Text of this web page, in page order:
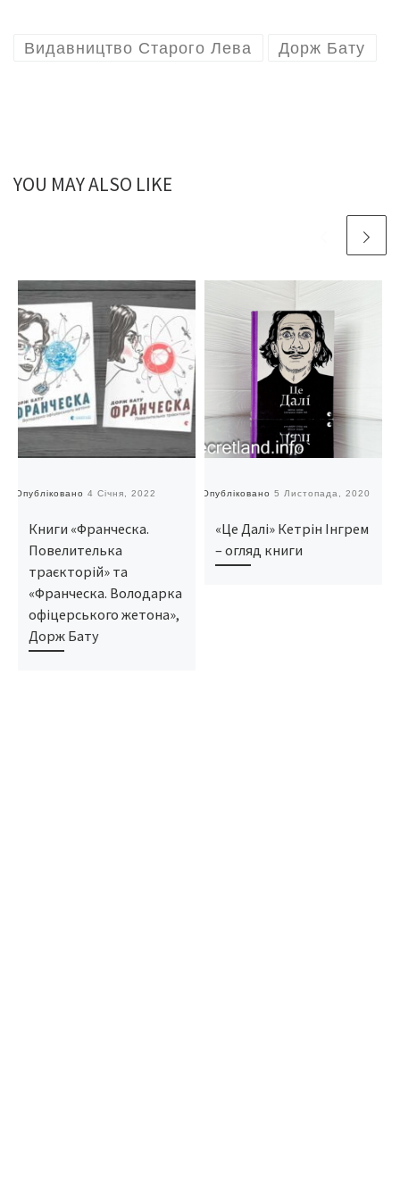
Видавництво Старого Лева Дорж Бату
YOU MAY ALSO LIKE
Опубліковано 4 Січня, 2022
Книги «Франческа.
Повелителька
траєкторій» та
«Франческа. Володарка
офіцерського жетона»,
Дорж Бату
Опубліковано 5 Листопада, 2020
«Це Далі» Кетрін Інгрем
– огляд книги